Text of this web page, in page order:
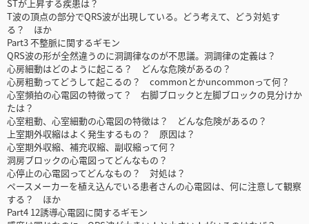
STが上昇する疾患は？
T波の頂点の部分でQRS波が出現している。どう考えて、どう対処す
る？ ほか
Part3 不整脈に関するギモン
QRS波の形が全然違うのに洞調律なのが不思議。洞調律の定義は？
心房細動はどのように起こる？ どんな危険があるの？
心房粗動ってどうして起こるの？ commonとかuncommonって何？
心室頻拍の心電図の特徴って？ 右脚ブロックと左脚ブロックの見分けか
たは？
心室粗動、心室細動の心電図の特徴は？ どんな危険があるの？
上室期外収縮はよく発生するもの？ 原因は？
心室期外収縮、補充収縮、副収縮って何？
洞房ブロックの心電図ってどんなもの？
心停止の心電図ってどんなもの？ 対処は？
ペースメーカーを植え込んでいる患者さんの心電図は、何に注意して観察
する？ ほか
Part4 12誘導心電図に関するギモン